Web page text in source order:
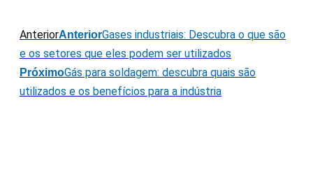
AnteriorAnteriorGases industriais: Descubra o que são
e os setores que eles podem ser utilizados
PróximoGás para soldagem: descubra quais são
utilizados e os benefícios para a indústria